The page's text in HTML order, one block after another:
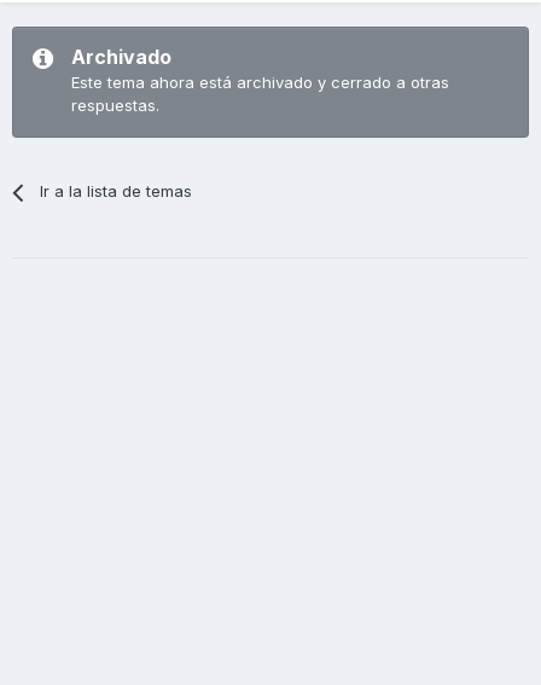
Archivado
Este tema ahora está archivado y cerrado a otras
respuestas.
Ir a la lista de temas